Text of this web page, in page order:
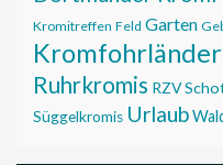
Kromitreffen Feld Garten
Kromfohrländer
Ruhrkromis RZV
Süggelkromis Urlaub